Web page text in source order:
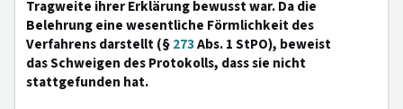
Tragweite ihrer Erklärung bewusst war. Da die
Belehrung eine wesentliche Förmlichkeit des
Verfahrens darstellt (§273Abs. 1 StPO), beweist
das Schweigen des Protokolls, dass sie nicht
stattgefunden hat.